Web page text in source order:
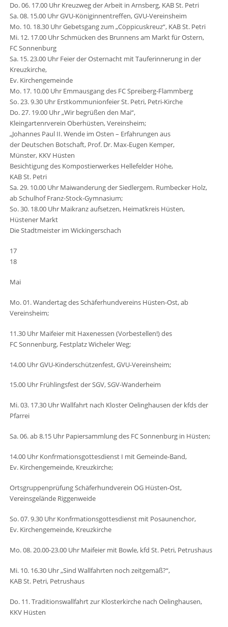
Do. 06. 17.00 Uhr Kreuzweg der Arbeit in Arnsberg, KAB St. Petri
Sa. 08. 15.00 Uhr GVU-Königinnentreffen, GVU-Vereinsheim
Mo. 10. 18.30 Uhr Gebetsgang zum „Cöppicuskreuz“, KAB St. Petri
Mi. 12. 17.00 Uhr Schmücken des Brunnens am Markt für Ostern,
FC Sonnenburg
Sa. 15. 23.00 Uhr Feier der Osternacht mit Tauferinnerung in der
Kreuzkirche,
Ev. Kirchengemeinde
Mo. 17. 10.00 Uhr Emmausgang des FC Spreiberg-Flammberg
So. 23. 9.30 Uhr Erstkommunionfeier St. Petri, Petri-Kirche
Do. 27. 19.00 Uhr „Wir begrüßen den Mai“,
Kleingartenrverein Oberhüsten, Vereinsheim;
„Johannes Paul II. Wende im Osten – Erfahrungen aus
der Deutschen Botschaft, Prof. Dr. Max-Eugen Kemper,
Münster, KKV Hüsten
Besichtigung des Kompostierwerkes Hellefelder Höhe,
KAB St. Petri
Sa. 29. 10.00 Uhr Maiwanderung der Siedlergem. Rumbecker Holz,
ab Schulhof Franz-Stock-Gymnasium;
So. 30. 18.00 Uhr Maikranz aufsetzen, Heimatkreis Hüsten,
Hüstener Markt
Die Stadtmeister im Wickingerschach
17
18
Mai
Mo. 01. Wandertag des Schäferhundvereins Hüsten-Ost, ab
Vereinsheim;
11.30 Uhr Maifeier mit Haxenessen (Vorbestellen!) des
FC Sonnenburg, Festplatz Wicheler Weg;
14.00 Uhr GVU-Kinderschützenfest, GVU-Vereinsheim;
15.00 Uhr Frühlingsfest der SGV, SGV-Wanderheim
Mi. 03. 17.30 Uhr Wallfahrt nach Kloster Oelinghausen der kfds der
Pfarrei
Sa. 06. ab 8.15 Uhr Papiersammlung des FC Sonnenburg in Hüsten;
14.00 Uhr Konfrmationsgottesdienst I mit Gemeinde-Band,
Ev. Kirchengemeinde, Kreuzkirche;
Ortsgruppenprüfung Schäferhundverein OG Hüsten-Ost,
Vereinsgelände Riggenweide
So. 07. 9.30 Uhr Konfrmationsgottesdienst mit Posaunenchor,
Ev. Kirchengemeinde, Kreuzkirche
Mo. 08. 20.00-23.00 Uhr Maifeier mit Bowle, kfd St. Petri, Petrushaus
Mi. 10. 16.30 Uhr „Sind Wallfahrten noch zeitgemäß?“,
KAB St. Petri, Petrushaus
Do. 11. Traditionswallfahrt zur Klosterkirche nach Oelinghausen,
KKV Hüsten